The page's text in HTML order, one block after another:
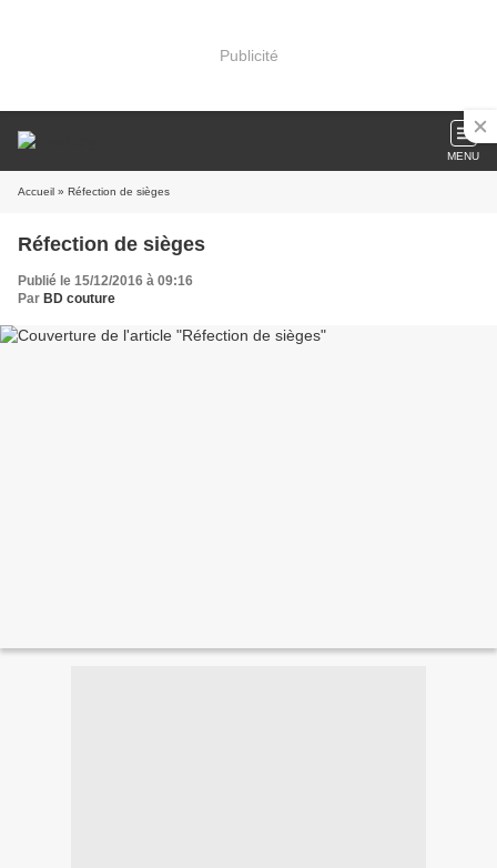
Publicité
MENU
Accueil » Réfection de sièges
Réfection de sièges
Publié le 15/12/2016 à 09:16
Par BD couture